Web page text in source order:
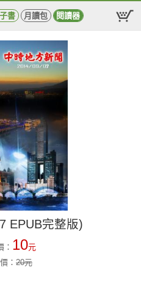
書 月讀包 閱讀器
EPUB完整版)
： 10元
： 20元